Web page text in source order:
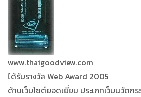
www.thaigoodview.com
ได้รับรางวัล Web Award 2005
ด้านเว็บไซต์ยอดเยี่ยม ประเภทเว็บนวัตก